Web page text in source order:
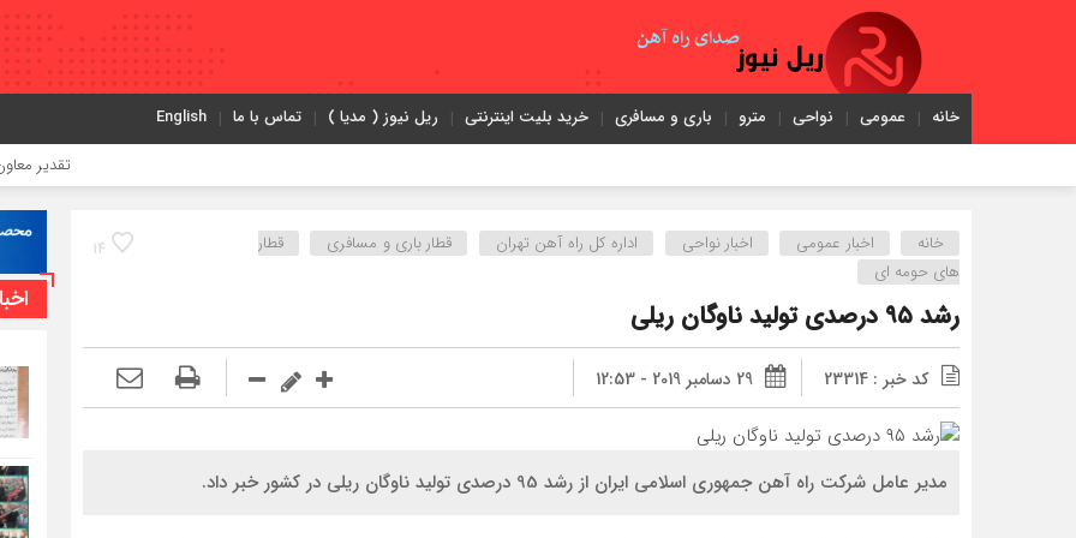
خانه عمومی نواحی مترو باری و مسافری خرید بلیت اینترنتی ریل نیوز ( مدیا ) تماس با ما English
تقدیر معاون اول
14 خانه اخبار عمومی اخبار نواحی اداره كل راه آهن تهران قطار باری و مسافری
قطار
های حومه ای
رشد ۹۵ درصدی تولید ناوگان ریلی
کد خبر : 23314 29 دسامبر 2019 - 12:53
مدیر عامل شرکت راه آهن جمهوری اسلامی ایران از رشد 95 درصدی تولید ناوگان ریلی در کشور خبر داد.